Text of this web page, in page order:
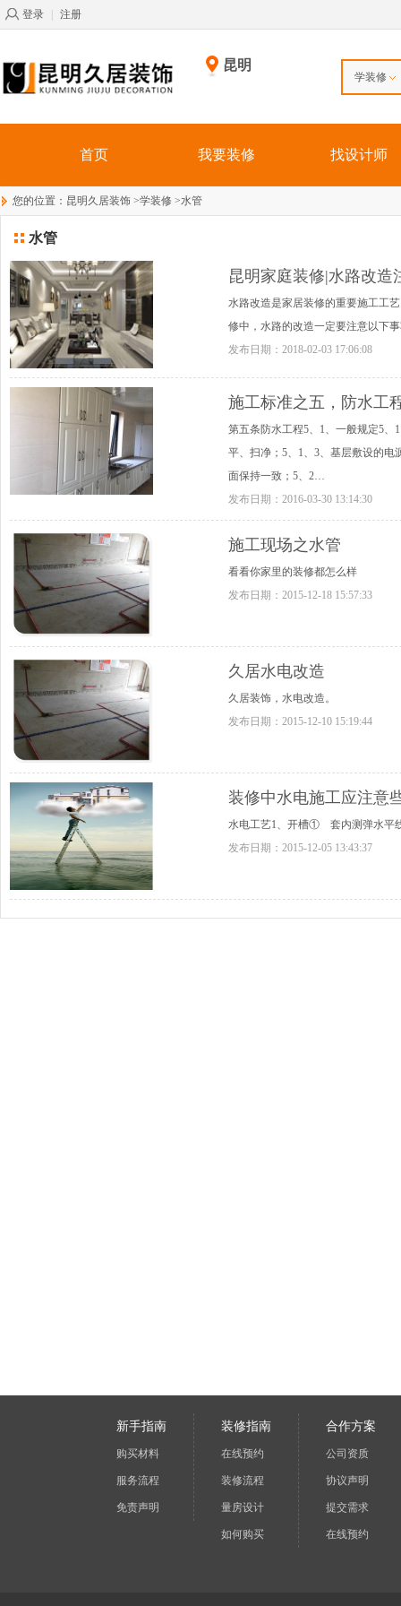
登录 注册
昆明
学装修
首页 我要装修 找设计师
您的位置： 昆明久居装饰 >学装修 >水管
水管
昆明家庭装修|水路改造
水路改造是家居装修的重要施工工
修中，水路的改造一定要注意以下
发布日期： 2018-02-03 17:06:08
施工标准之五，防水工
第五条防水工程5、1、一般规定5
平、扫净；5、1、3、基层敷设的
面保持一致；5、2…
发布日期： 2016-03-30 13:14:30
施工现场之水管
看看你家里的装修都怎么样
发布日期： 2015-12-18 15:57:33
久居水电改造
久居装饰，水电改造。
发布日期： 2015-12-10 15:19:44
装修中水电施工应注意
水电工艺1、开槽① 套内测弹水平
发布日期： 2015-12-05 13:43:37
新手指南
购买材料
服务流程
免责声明
装修指南
在线预约
装修流程
量房设计
如何购买
合作方案
公司资质
协议声明
提交需求
在线预约